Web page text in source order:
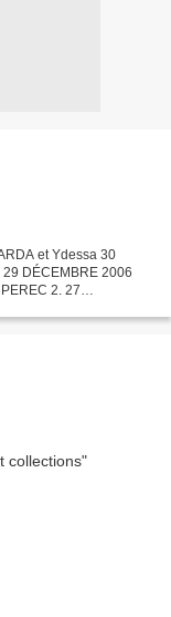
et Ydessa 30
DÉCEMBRE 2006
2. 27